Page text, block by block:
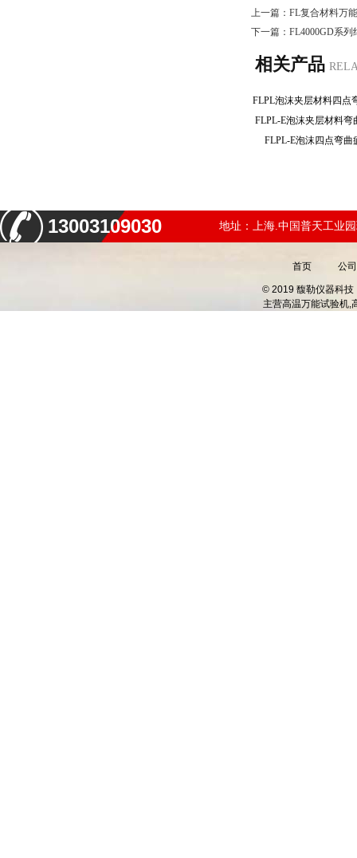
上一篇： FL复合材料万
下一篇： FL4000GD系
相关产品
FLPL-E泡沫夹层材料
FLPL-E泡沫四点弯
13003109030 地址：上海.中国普天工业
首页 公
© 2019 馥勒仪器科技
主营高温万能试验机,